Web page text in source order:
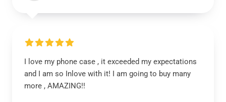
I love my phone case , it exceeded my expectations
and I am so Inlove with it! I am going to buy many
more , AMAZING!!